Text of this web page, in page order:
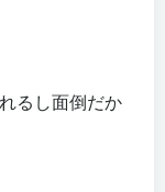
るし面倒だか